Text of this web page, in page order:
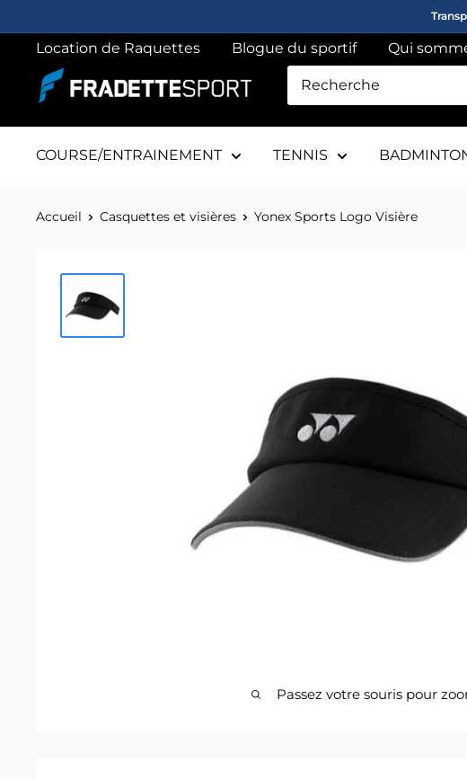
au
contenu
Location de Raquettes Blogue du sportif Qui
Fradette
sport
COURSE/ENTRAINEMENT TENNIS
Accueil Casquettes et visières Yonex Sports Logo Visière
Passez votre souris pour